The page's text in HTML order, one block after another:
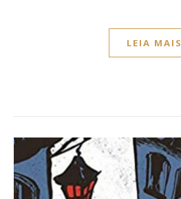
LEIA MAIS